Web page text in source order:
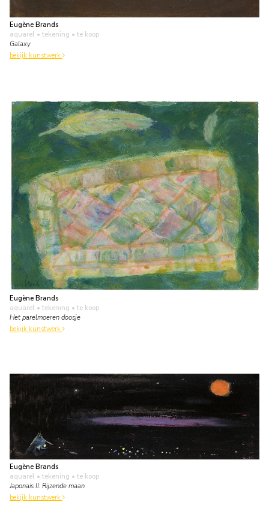
Eugène Brands
aquarel • tekening • te koop
Galaxy
bekijk kunstwerk
Eugène Brands
aquarel • tekening • te koop
Het parelmoeren doosje
bekijk kunstwerk
Eugène Brands
aquarel • tekening • te koop
Japonais II: Rijzende maan
bekijk kunstwerk